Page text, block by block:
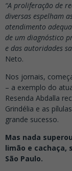
“A proliferação de
diversas espelham
atendimento
de um diagnóstico
e das autoridades
Neto.
Nos jornais,
– a exemplo do
Resenda Abdalla
Grindélia e as
grande sucesso.
Mas nada
limão e cachaça,
São Paulo.